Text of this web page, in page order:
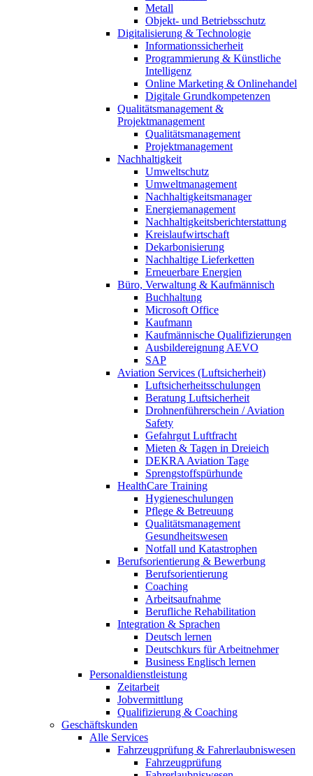
Metall
Objekt- und Betriebsschutz
Digitalisierung & Technologie
Informationssicherheit
Programmierung & Künstliche
Intelligenz
Online Marketing & Onlinehandel
Digitale Grundkompetenzen
Qualitätsmanagement &
Projektmanagement
Qualitätsmanagement
Projektmanagement
Nachhaltigkeit
Umweltschutz
Umweltmanagement
Nachhaltigkeitsmanager
Energiemanagement
Nachhaltigkeitsberichterstattung
Kreislaufwirtschaft
Dekarbonisierung
Nachhaltige Lieferketten
Erneuerbare Energien
Büro, Verwaltung & Kaufmännisch
Buchhaltung
Microsoft Office
Kaufmann
Kaufmännische Qualifizierungen
Ausbildereignung AEVO
SAP
Aviation Services (Luftsicherheit)
Luftsicherheitsschulungen
Beratung Luftsicherheit
Drohnenführerschein / Aviation
Safety
Gefahrgut Luftfracht
Mieten & Tagen in Dreieich
DEKRA Aviation Tage
Sprengstoffspürhunde
HealthCare Training
Hygieneschulungen
Pflege & Betreuung
Qualitätsmanagement
Gesundheitswesen
Notfall und Katastrophen
Berufsorientierung & Bewerbung
Berufsorientierung
Coaching
Arbeitsaufnahme
Berufliche Rehabilitation
Integration & Sprachen
Deutsch lernen
Deutschkurs für Arbeitnehmer
Business Englisch lernen
Personaldienstleistung
Zeitarbeit
Jobvermittlung
Qualifizierung & Coaching
Geschäftskunden
Alle Services
Fahrzeugprüfung & Fahrerlaubniswesen
Fahrzeugprüfung